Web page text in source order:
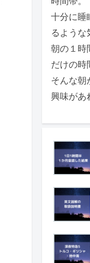
十分に睡
るような
朝の１時
だけの時
そんな朝
興味があ